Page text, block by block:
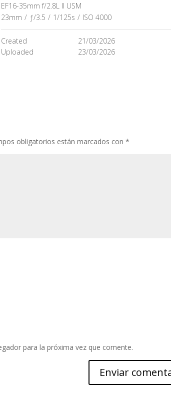
EF16-35mm f/2.8L II USM
23mm / ƒ/3.5 / 1/125s / ISO 4000
Created
21/03/2026
Uploaded
23/03/2026
obligatorios están marcados con*
para la próxima vez que comente.